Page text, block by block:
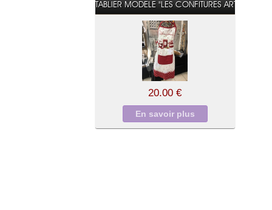
TABLIER MODELE "LES CONFITURES ARTISANALES"
20.00 €
En savoir plus